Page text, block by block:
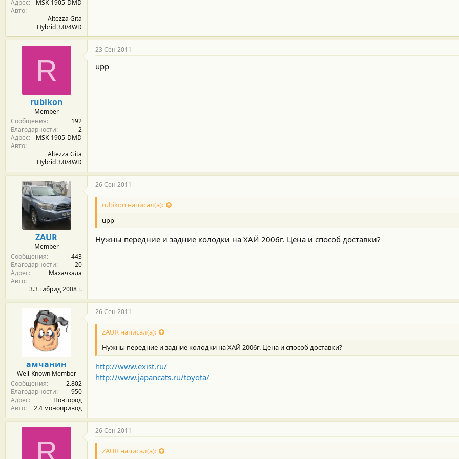
Адрес
MSK-1905-DMD
Авто
Altezza Gita
Hybrid 3.0/4WD
R
rubikon
Member
Сообщения
192
Благодарности
2
Адрес
MSK-1905-DMD
Авто
Altezza Gita
Hybrid 3.0/4WD
23 Сен 2011
upp
ZAUR
Member
Сообщения
443
Благодарности
20
Адрес
Махачкала
Авто
3.3 гибрид 2008 г.
26 Сен 2011
rubikon написал(а):
upp
Нужны передние и задние колодки на ХАЙ 2006г. Цена и способ доставки?
амчанин
Well-Known Member
Сообщения
2.802
Благодарности
950
Адрес
Новгород
Авто
2.4 монопривод
26 Сен 2011
ZAUR написал(а):
Нужны передние и задние колодки на ХАЙ 2006г. Цена и способ доставки?
http://www.exist.ru/
http://www.japancats.ru/toyota/
R
26 Сен 2011
ZAUR написал(а):